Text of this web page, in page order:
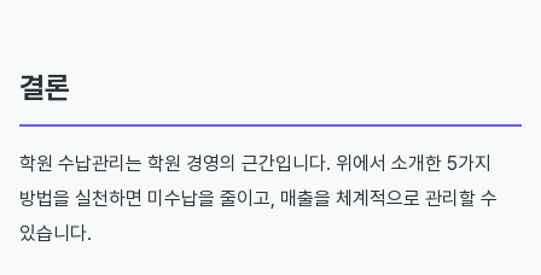
결론
학원 수납관리는 학원 경영의 근간입니다. 위에서 소개한 5가지
방법을 실천하면 미수납을 줄이고, 매출을 체계적으로 관리할 수
있습니다.